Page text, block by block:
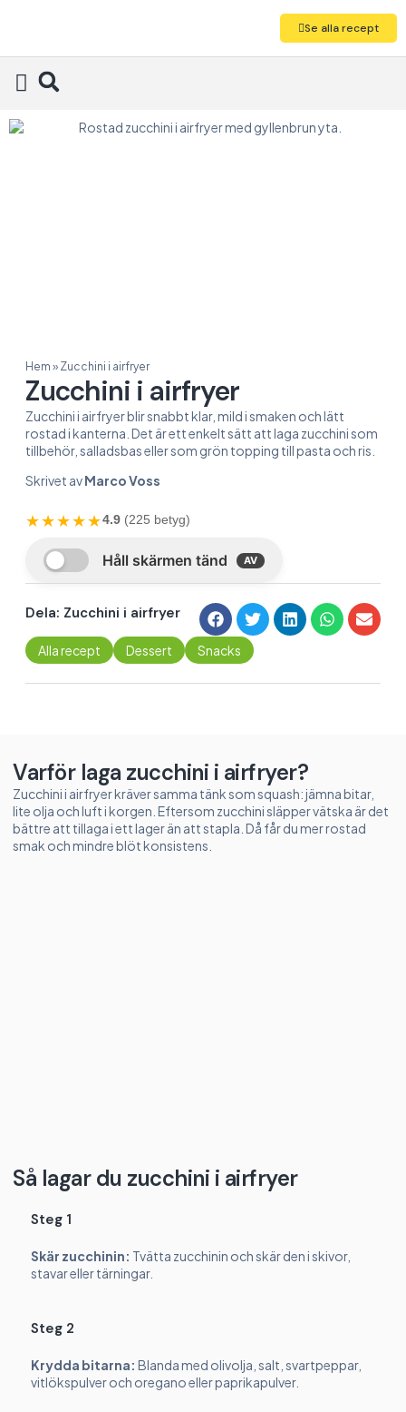
Se alla recept
Hem » Zucchini i airfryer
Zucchini i airfryer
Zucchini i airfryer blir snabbt klar, mild i smaken och lätt
rostad i kanterna. Det är ett enkelt sätt att laga zucchini som
tillbehör, salladsbas eller som grön topping till pasta och ris.
Skrivet avMarco Voss
★★★★★4.9 (225 betyg)
Dela: Zucchini i airfryer
Alla recept Dessert Snacks
Varför laga zucchini i airfryer?
Zucchini i airfryer kräver samma tänk som squash: jämna bitar,
lite olja och luft i korgen. Eftersom zucchini släpper vätska är det
bättre att tillaga i ett lager än att stapla. Då får du mer rostad
smak och mindre blöt konsistens.
Så lagar du zucchini i airfryer
Steg 1
Skär zucchinin: Tvätta zucchinin och skär den i skivor,
stavar eller tärningar.
Steg 2
Krydda bitarna: Blanda med olivolja, salt, svartpeppar,
vitlökspulver och oregano eller paprikapulver.